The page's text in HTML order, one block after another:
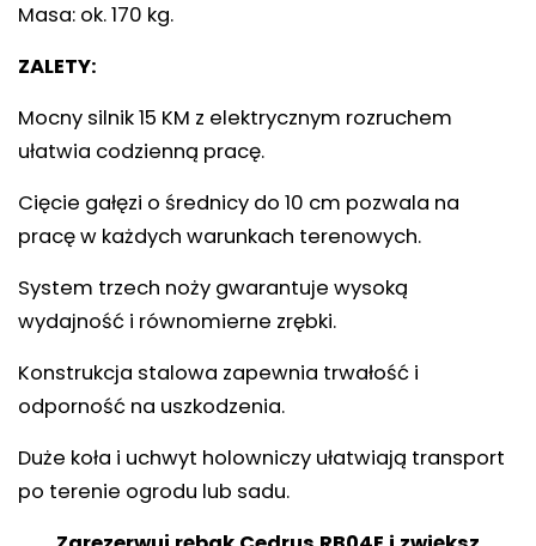
Masa: ok. 170 kg.
ZALETY:
Mocny silnik 15 KM z elektrycznym rozruchem
ułatwia codzienną pracę.
Cięcie gałęzi o średnicy do 10 cm pozwala na
pracę w każdych warunkach terenowych.
System trzech noży gwarantuje wysoką
wydajność i równomierne zrębki.
Konstrukcja stalowa zapewnia trwałość i
odporność na uszkodzenia.
Duże koła i uchwyt holowniczy ułatwiają transport
po terenie ogrodu lub sadu.